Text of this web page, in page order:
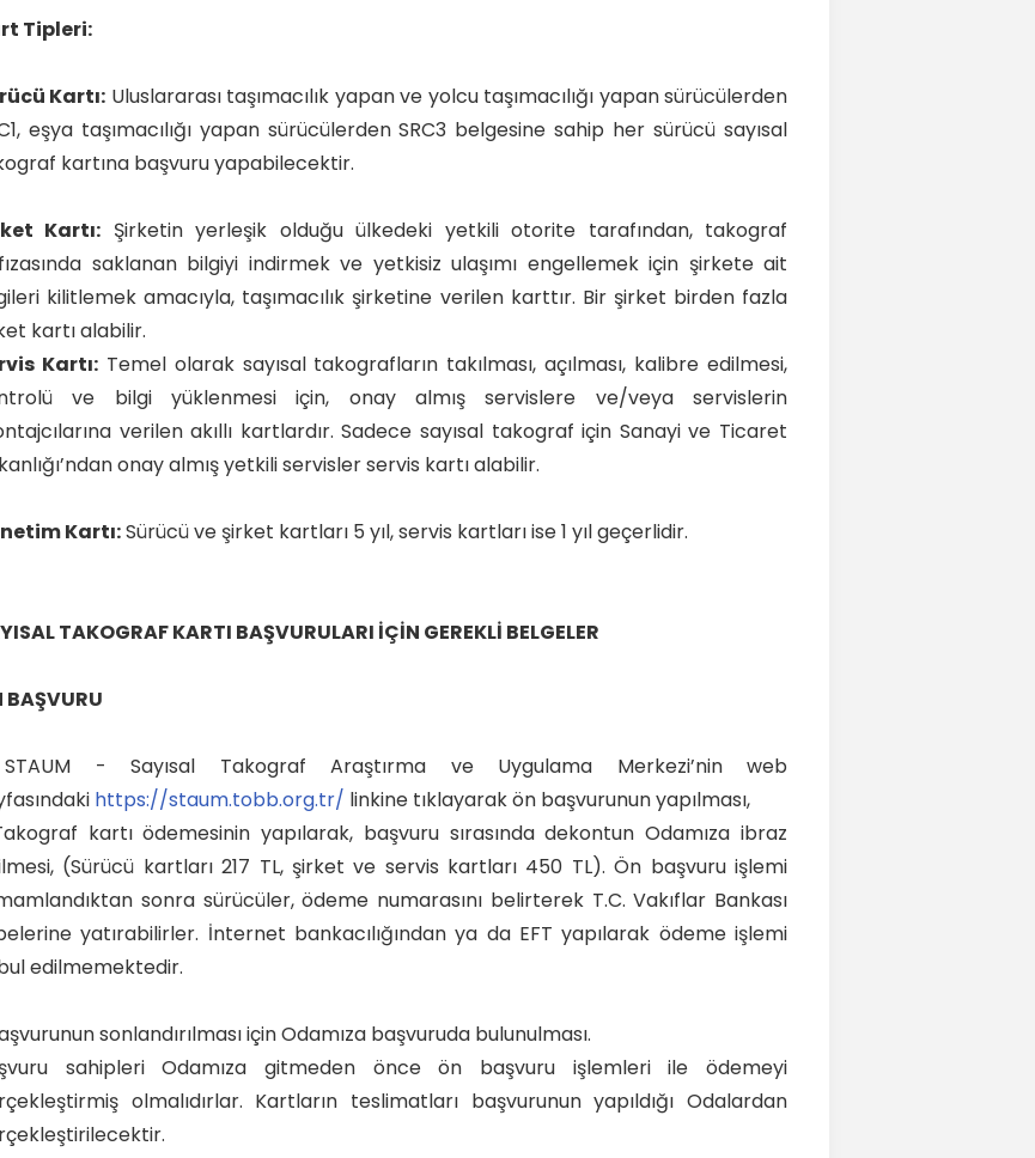
Tipleri:
Kartı: Uluslararası taşımacılık yapan ve yolcu taşımacılığı yapan sürücülerden
eşya taşımacılığı yapan sürücülerden SRC3 belgesine sahip her sürücü sayısal
kartına başvuru yapabilecektir.
Kartı: Şirketin yerleşik olduğu ülkedeki yetkili otorite tarafından, takograf
saklanan bilgiyi indirmek ve yetkisiz ulaşımı engellemek için şirkete ait
kilitlemek amacıyla, taşımacılık şirketine verilen karttır. Bir şirket birden fazla
kartı alabilir.
Kartı:Temel olarak sayısal takografların takılması, açılması, kalibre edilmesi,
ve bilgi yüklenmesi için, onay almış servislere ve/veya servislerin
verilen akıllı kartlardır. Sadece sayısal takograf için Sanayi ve Ticaret
onay almış yetkili servisler servis kartı alabilir.
Kartı:Sürücü ve şirket kartları 5 yıl, servis kartları ise 1 yıl geçerlidir.
TAKOGRAF KARTI BAŞVURULARI İÇİN GEREKLİ BELGELER
BAŞVURU
- Sayısal Takograf Araştırma ve Uygulama Merkezi’nin web
https://staum.tobb.org.tr/ linkine tıklayarak ön başvurunun yapılması,
kartı ödemesinin yapılarak, başvuru sırasında dekontun Odamıza ibraz
(Sürücü kartları 217 TL, şirket ve servis kartları 450 TL). Ön başvuru işlemi
sonra sürücüler, ödeme numarasını belirterek T.C. Vakıflar Bankası
yatırabilirler. İnternet bankacılığından ya da EFT yapılarak ödeme işlemi
edilmemektedir.
sonlandırılması için Odamıza başvuruda bulunulması.
sahipleri Odamıza gitmeden önce ön başvuru işlemleri ile ödemeyi
olmalıdırlar. Kartların teslimatları başvurunun yapıldığı Odalardan